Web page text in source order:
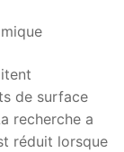
de surface
recherche a
réduit lorsque